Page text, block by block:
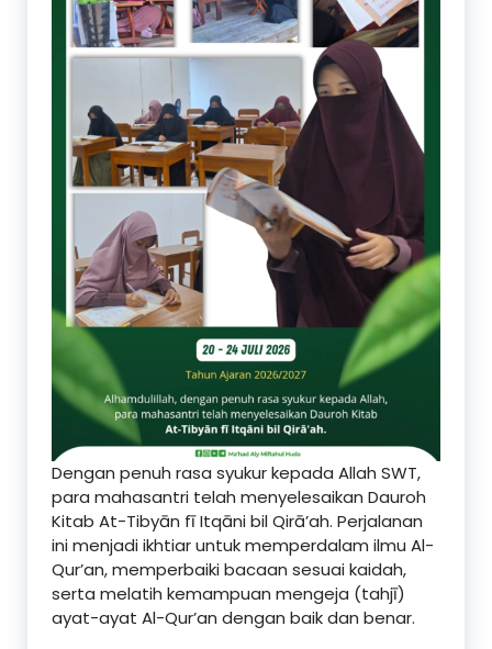
Dengan penuh rasa syukur kepada Allah SWT,
para mahasantri telah menyelesaikan Dauroh
Kitab At-Tibyān fī Itqāni bil Qirā’ah. Perjalanan
ini menjadi ikhtiar untuk memperdalam ilmu Al-
Qur’an, memperbaiki bacaan sesuai kaidah,
serta melatih kemampuan mengeja (tahjī)
ayat-ayat Al-Qur’an dengan baik dan benar.